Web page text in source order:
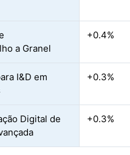
a Granel
+0.4%
I&D em
+0.3%
Digital de
+0.3%